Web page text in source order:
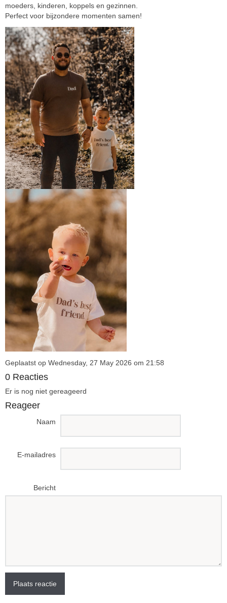
moeders, kinderen, koppels en gezinnen.
Perfect voor bijzondere momenten samen!
Geplaatst op Wednesday, 27 May 2026 om 21:58
0 Reacties
Er is nog niet gereageerd
Reageer
Naam
E-mailadres
Bericht
Plaats reactie